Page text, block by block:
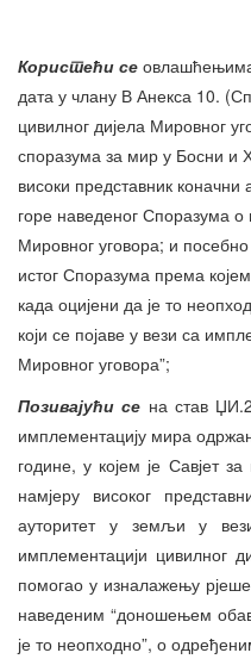
Користећи се овлашћењима
дата у члану В Анекса 10.
цивилног дијела Мировног
споразума за мир у Босни и
високи представник
горе наведеног Споразума о
Мировног уговора; и
истог Споразума према
када оцијени да је то
који се појаве у вези са
Мировног уговора”;
Позивајући се на став
имплементацију мира
године, у којем је Савјет
намјеру високог
ауторитет у земљи у
имплементацији цивилног
помогао у изналажењу
наведеним “доношењем
је то неопходно”, о